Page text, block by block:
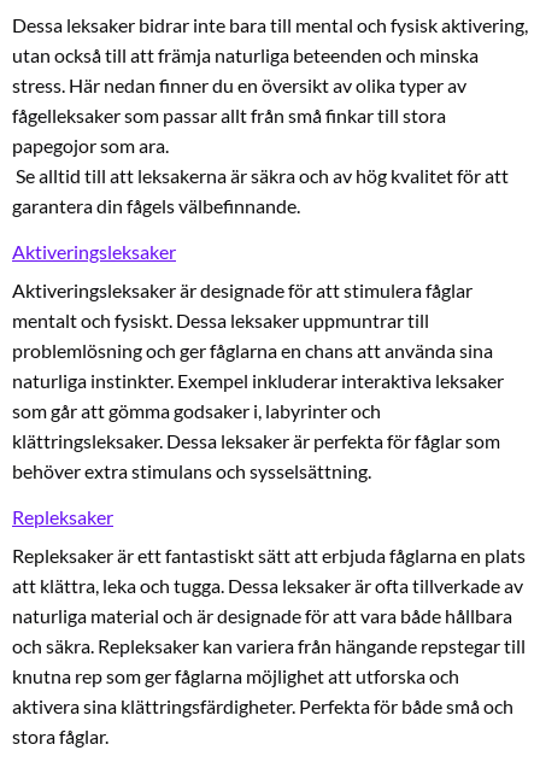
Dessa leksaker bidrar inte bara till mental och fysisk aktivering,
utan också till att främja naturliga beteenden och minska
stress. Här nedan finner du en översikt av olika typer av
fågelleksaker som passar allt från små finkar till stora
papegojor som ara.
Se alltid till att leksakerna är säkra och av hög kvalitet för att
garantera din fågels välbefinnande.
Aktiveringsleksaker
Aktiveringsleksaker är designade för att stimulera fåglar
mentalt och fysiskt. Dessa leksaker uppmuntrar till
problemlösning och ger fåglarna en chans att använda sina
naturliga instinkter. Exempel inkluderar interaktiva leksaker
som går att gömma godsaker i, labyrinter och
klättringsleksaker. Dessa leksaker är perfekta för fåglar som
behöver extra stimulans och sysselsättning.
Repleksaker
Repleksaker är ett fantastiskt sätt att erbjuda fåglarna en plats
att klättra, leka och tugga. Dessa leksaker är ofta tillverkade av
naturliga material och är designade för att vara både hållbara
och säkra. Repleksaker kan variera från hängande repstegar till
knutna rep som ger fåglarna möjlighet att utforska och
aktivera sina klättringsfärdigheter. Perfekta för både små och
stora fåglar.